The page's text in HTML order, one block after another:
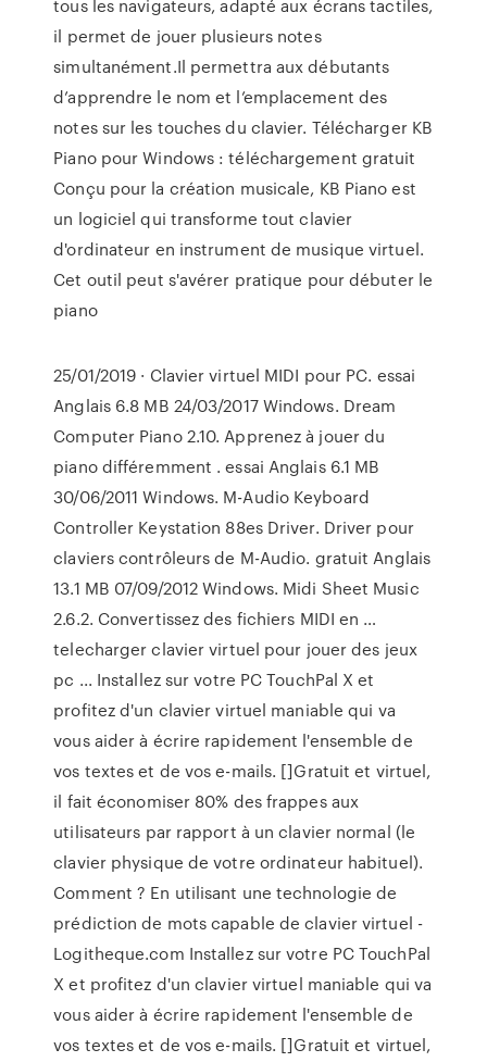
tous les navigateurs, adapté aux écrans tactiles,
il permet de jouer plusieurs notes
simultanément.Il permettra aux débutants
d’apprendre le nom et l’emplacement des
notes sur les touches du clavier. Télécharger KB
Piano pour Windows : téléchargement gratuit
Conçu pour la création musicale, KB Piano est
un logiciel qui transforme tout clavier
d'ordinateur en instrument de musique virtuel.
Cet outil peut s'avérer pratique pour débuter le
piano
25/01/2019 · Clavier virtuel MIDI pour PC. essai
Anglais 6.8 MB 24/03/2017 Windows. Dream
Computer Piano 2.10. Apprenez à jouer du
piano différemment . essai Anglais 6.1 MB
30/06/2011 Windows. M-Audio Keyboard
Controller Keystation 88es Driver. Driver pour
claviers contrôleurs de M-Audio. gratuit Anglais
13.1 MB 07/09/2012 Windows. Midi Sheet Music
2.6.2. Convertissez des fichiers MIDI en …
telecharger clavier virtuel pour jouer des jeux
pc ... Installez sur votre PC TouchPal X et
profitez d'un clavier virtuel maniable qui va
vous aider à écrire rapidement l'ensemble de
vos textes et de vos e-mails. []Gratuit et virtuel,
il fait économiser 80% des frappes aux
utilisateurs par rapport à un clavier normal (le
clavier physique de votre ordinateur habituel).
Comment ? En utilisant une technologie de
prédiction de mots capable de clavier virtuel -
Logitheque.com Installez sur votre PC TouchPal
X et profitez d'un clavier virtuel maniable qui va
vous aider à écrire rapidement l'ensemble de
vos textes et de vos e-mails. []Gratuit et virtuel,